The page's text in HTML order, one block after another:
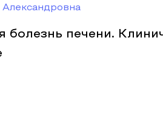
болезнь печени.